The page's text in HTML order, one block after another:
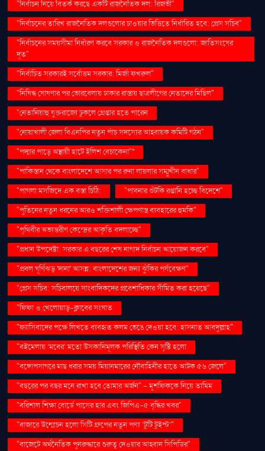
"নির্বাচন নিয়ে বিতর্ক করছে একটি রাজনৈতিক দল: রিজভী"
"নির্বাচনের তারিখ রাজনৈতিক দলগুলোর চাওয়ার ভিত্তিতে নির্ধারিত হবে: প্রেস সচিব"
"নির্বাচনের সময়সীমা নির্ধারণ করবে সরকার ও রাজনৈতিক দলগুলো: জাতিসংঘের
দূত"
"নির্বাচিত সরকারই সর্বোত্তম সরকার: মির্জা ফখরুল"
"নিষিদ্ধ ঘোষণার পর ভোরবেলায় ঢাকার রাস্তায় ছাত্রলীগের নেতাদের মিছিল"
"নেতানিয়াহু যুক্তরাজ্যে ঢুকলে গ্রেপ্তার হতে পারেন
"নোয়াখালী জেলা বিএনপির নতুন পাঁচ সদস্যের আহ্বায়ক কমিটি গঠন"
"পদ্মার পাড়ে অস্থায়ী হাটে ইলিশ বেচাকেনা"''
"পাকিস্তান থেকে বাংলাদেশে আসার পর রুনা লায়লার সম্মুখীন বাধার"
"পাগলা মসজিদে এক বস্তা চিঠি:
"পাবনার শুঁটকি রপ্তানি হচ্ছে বিদেশে"
"পুতিনের নতুন ধরনের আরও শক্তিশালী ক্ষেপণাস্ত্র ব্যবহারের হুমকি"
"পৃথিবীর অভ্যন্তরীণ কেন্দ্রের আকৃতি বদলাচ্ছে"
"প্রধান উপদেষ্টা: সরকার এ বছরের শেষ নাগাদ নির্বাচন আয়োজন করবে"
"প্রবল ঘূর্ণিঝড় 'দানা' আসন্ন: বাংলাদেশের জন্য ঝুঁকির পর্যবেক্ষণ"
"প্রেস সচিব: সচিবালয়ে সাংবাদিকদের প্রবেশাধিকার সীমিত করা হয়েছে"
"ফিফা ও খেলোয়াড়-ক্লাবের সংঘাত
"ফ্যাসিবাদের পক্ষে লিখতে ব্যবহৃত কলম ভেঙে দেওয়া হবে: হাসনাত আবদুল্লাহ"
"বইমেলায় ‘মবের’ মতো উসকানিমূলক পরিস্থিতি কেন সৃষ্টি হলো
"বঙ্গোপসাগরে মাছ ধরার সময় মিয়ানমারের নৌবাহিনীর হাতে আটক ৫৬ জেলে"
"বছরের পর বছর মনে রাখা হবে তোমার অর্জন" – মুশফিককে নিয়ে তামিম
"বরিশাল শিক্ষা বোর্ডে পাসের হার এবং জিপিএ-৫ বৃদ্ধির খবর"
"বাজারে উন্মোচন হলো সিটি গ্রুপের নতুন পণ্য ‘টুটি টুইস্ট’"
"বাজেটে অর্থনৈতিক পুনরুদ্ধারে গুরুত্ব দেওয়ার আহ্বান সিপিডির"